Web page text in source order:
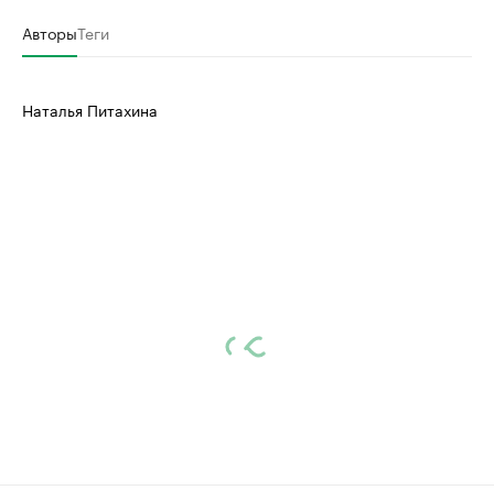
АвторыТеги
Наталья Питахина